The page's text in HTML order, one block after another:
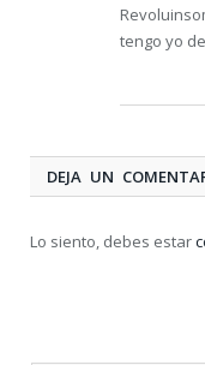
tengo yo
DEJA UN
Lo siento, debes estar